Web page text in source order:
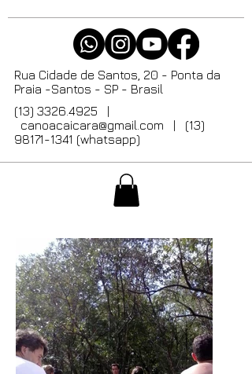
Rua Cidade de Santos, 20 - Ponta da
Praia -Santos - SP - Brasil
(13) 3326.4925 |
canoacaicara@gmail.com | (13)
98171-1341 (whatsapp)